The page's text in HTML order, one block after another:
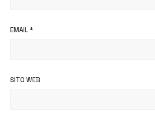
EMAIL*
SITO WEB